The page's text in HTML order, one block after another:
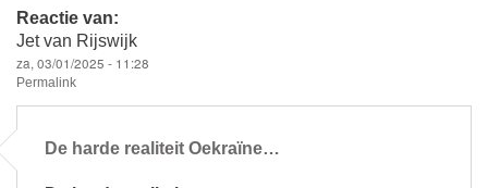
Reactie van:
Jet van Rijswijk
za, 03/01/2025 - 11:28
Permalink
De harde realiteit Oekraïne…